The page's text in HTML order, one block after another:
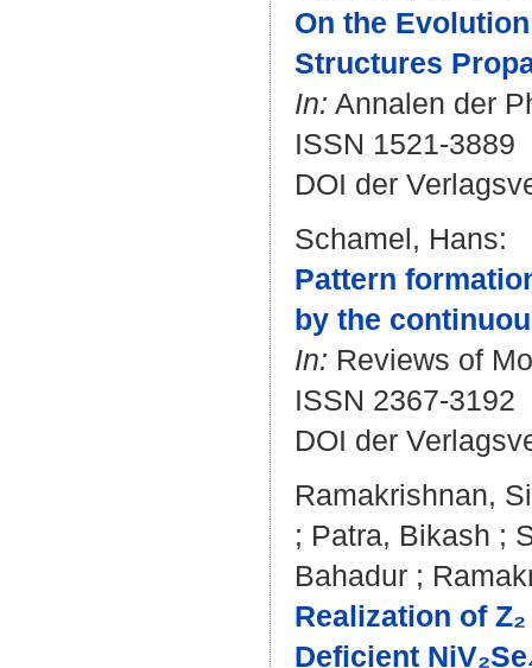
On the
Structures
In: Annalen der
ISSN 1521-3889
DOI der
Schamel, Hans:
Pattern
by the
In: Reviews of
ISSN 2367-3192
DOI der
Ramakrishnan,
; Patra, Bikash ;
Bahadur ;
Realization of
Deficient